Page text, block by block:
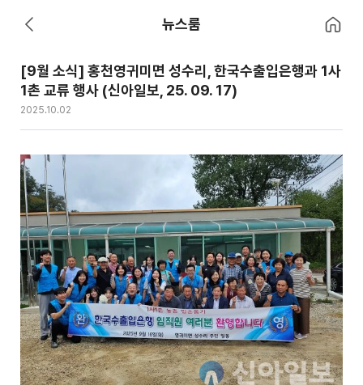
뒤로 가기 뉴스룸 홈으로 이
[9월 소식] 홍천영귀미면 성수리, 한국수출입은행과 1사
1촌 교류 행사 (신아일보, 25. 09. 17)
2025.10.02